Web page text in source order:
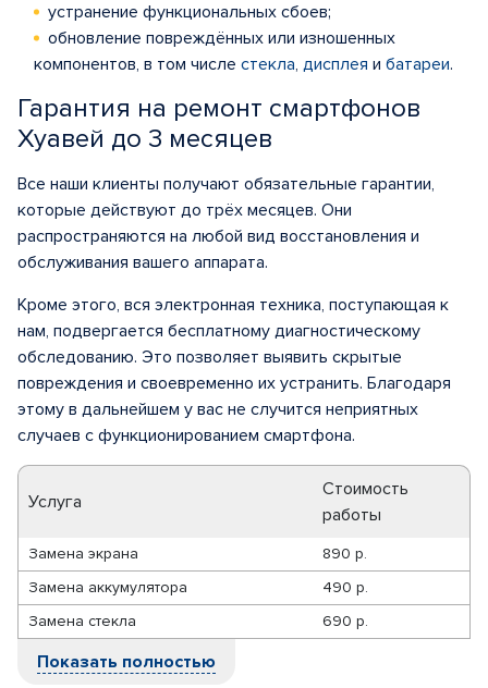
устранение функциональных сбоев;
обновление повреждённых или изношенных
компонентов, в том числе стекла, дисплея и батареи.
Гарантия на ремонт смартфонов
Хуавей до 3 месяцев
Все наши клиенты получают обязательные гарантии,
которые действуют до трёх месяцев. Они
распространяются на любой вид восстановления и
обслуживания вашего аппарата.
Кроме этого, вся электронная техника, поступающая к
нам, подвергается бесплатному диагностическому
обследованию. Это позволяет выявить скрытые
повреждения и своевременно их устранить. Благодаря
этому в дальнейшем у вас не случится неприятных
случаев с функционированием смартфона.
Услуга
Стоимость
работы
Замена экрана
890 р.
Замена аккумулятора
490 р.
Замена стекла
690 р.
Показать полностью